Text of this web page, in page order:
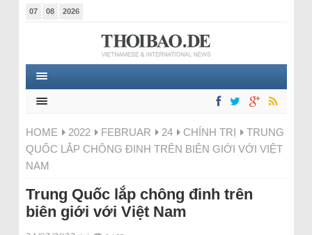
07 08 2026
HOME 2022 FEBRUAR 24 CHÍNH TRỊ
TRUNG
QUỐC LẮP CHÔNG ĐINH TRÊN BIÊN GIỚI VỚI VIỆT
NAM
Trung Quốc lắp chông đinh trên
biên giới với Việt Nam